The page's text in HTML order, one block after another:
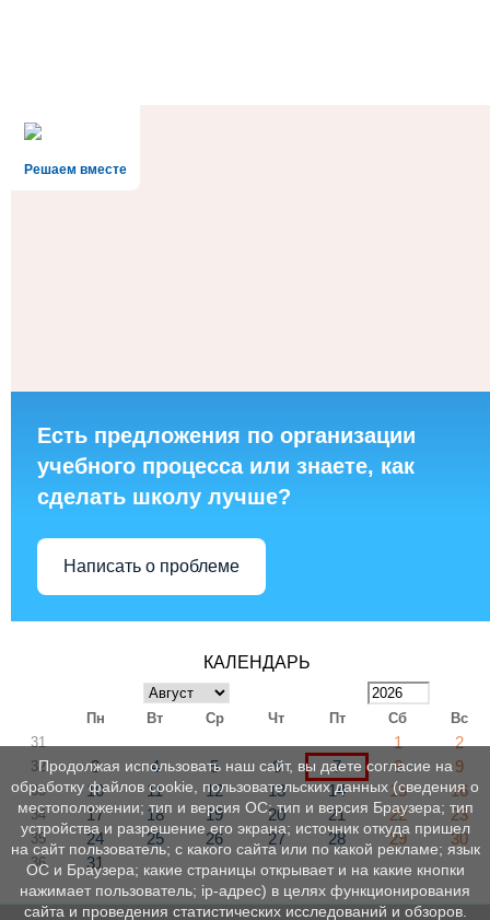
Решаем вместе
Есть предложения по организации
учебного процесса или знаете, как
сделать школу лучше?
Написать о проблеме
КАЛЕНДАРЬ
Пн Вт Ср Чт Пт Сб
Вс
31
1 2
32 3 4 5 6 7 8 9
33 10 11 12 13 14 15 16
34 17 18 19 20 21 22 23
35 24 25 26 27 28 29 30
36 31
Продолжая использовать наш сайт, вы даете согласие на
обработку файлов cookie, пользовательских данных (сведения о
местоположении; тип и версия ОС; тип и версия Браузера; тип
устройства и разрешение его экрана; источник откуда пришел
на сайт пользователь; с какого сайта или по какой рекламе; язык
ОС и Браузера; какие страницы открывает и на какие кнопки
нажимает пользователь; ip-адрес) в целях функционирования
сайта и проведения статистических исследований и обзоров.